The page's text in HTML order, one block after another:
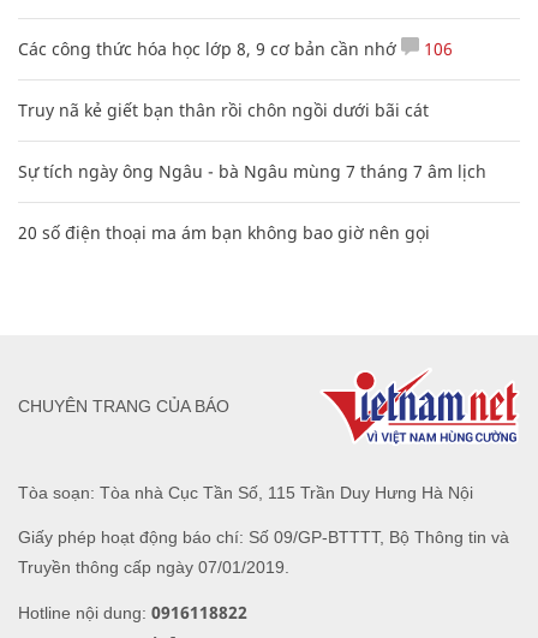
Các công thức hóa học lớp 8, 9 cơ bản cần nhớ 106
Truy nã kẻ giết bạn thân rồi chôn ngồi dưới bãi cát
Sự tích ngày ông Ngâu - bà Ngâu mùng 7 tháng 7 âm lịch
20 số điện thoại ma ám bạn không bao giờ nên gọi
Tòa soạn: Tòa nhà Cục Tần Số, 115 Trần Duy Hưng Hà Nội
Giấy phép hoạt động báo chí: Số 09/GP-BTTTT, Bộ Thông tin và
Truyền thông cấp ngày 07/01/2019.
Hotline nội dung: 0916118822
CHUYÊN TRANG CỦA BÁO